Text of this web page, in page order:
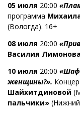
05 июля 20:00
программа
(Вологда). 16+
08 июля 20:00
Василия Лимонова
10 июля 20:00
женщины?».
Шайхитдиновой
пальчики»